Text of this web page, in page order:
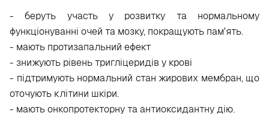
- беруть участь у розвитку та нормальному
функціонуванні очей та мозку, покращують пам'ять.
- мають протизапальний ефект
- знижують рівень тригліцеридів у крові
- підтримують нормальний стан жирових мембран, що
оточують клітини шкіри.
- мають онкопротекторну та антиоксидантну дію.